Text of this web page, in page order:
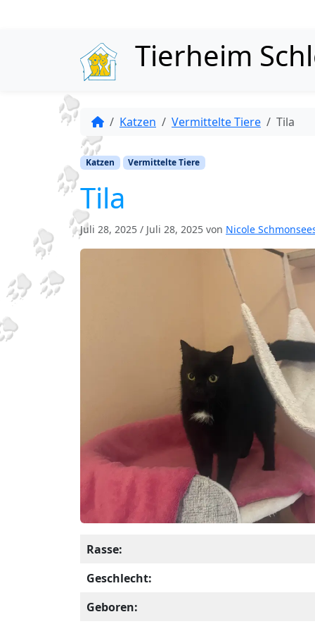
Tierheim
Katzen Vermittelte Tiere Tila
Katzen Vermittelte Tiere
Tila
Juli 28, 2025 / Juli 28, 2025 von Nicole
Rasse:
Geschlecht:
Geboren: